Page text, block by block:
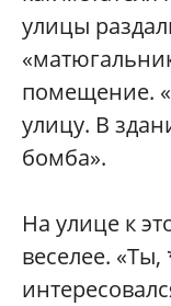
улицы
помещение.
улицу. В
бомба».
На улице к
веселее.